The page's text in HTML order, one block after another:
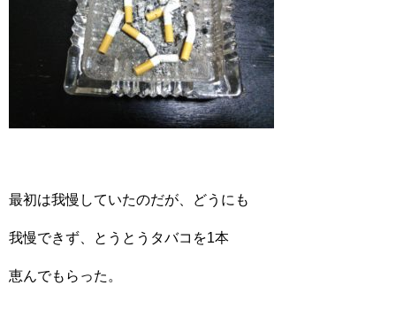
最初は我慢していたのだが、どうにも
我慢できず、とうとうタバコを1本
恵んでもらった。